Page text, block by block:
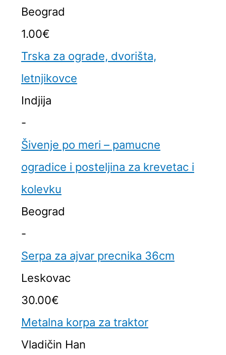
Beograd
1.00€
Trska za ograde, dvorišta,
letnjikovce
Indjija
-
Šivenje po meri – pamucne
ogradice i posteljina za krevetac i
kolevku
Beograd
-
Serpa za ajvar precnika 36cm
Leskovac
30.00€
Metalna korpa za traktor
Vladičin Han